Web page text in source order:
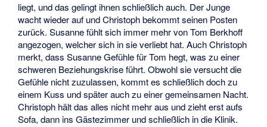
liegt, und das gelingt ihnen schließlich auch. Der Junge
wacht wieder auf und Christoph bekommt seinen Posten
zurück. Susanne fühlt sich immer mehr von Tom Berkhoff
angezogen, welcher sich in sie verliebt hat. Auch Christoph
merkt, dass Susanne Gefühle für Tom hegt, was zu einer
schweren Beziehungskrise führt. Obwohl sie versucht die
Gefühle nicht zuzulassen, kommt es schließlich doch zu
einem Kuss und später auch zu einer gemeinsamen Nacht.
Christoph hält das alles nicht mehr aus und zieht erst aufs
Sofa, dann ins Gästezimmer und schließlich in die Klinik.